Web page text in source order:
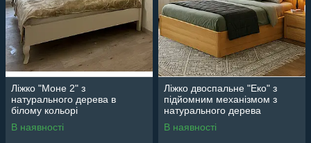
Ліжко "Моне 2" з
натурального дерева в
білому кольорі
В наявності
Ліжко двоспальне "Еко" з
підйомним механізмом з
натурального дерева
В наявності